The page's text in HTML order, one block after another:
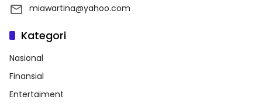
miawartina@yahoo.com
Kategori
Nasional
Finansial
Entertaiment